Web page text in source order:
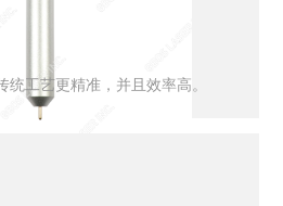
工艺更精准，并且效率高。